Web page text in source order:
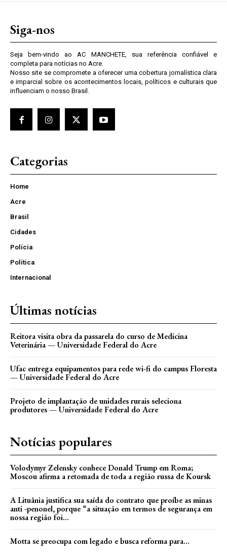
Siga-nos
Seja bem-vindo ao AC MANCHETE, sua referência confiável e
completa para notícias no Acre.
Nosso site se compromete a oferecer uma cobertura jornalística clara
e imparcial sobre os acontecimentos locais, políticos e culturais que
influenciam o nosso Brasil.
Categorias
Home
Acre
Brasil
Cidades
Polícia
Política
Internacional
Últimas notícias
Reitora visita obra da passarela do curso de Medicina
Veterinária — Universidade Federal do Acre
Ufac entrega equipamentos para rede wi-fi do campus Floresta
— Universidade Federal do Acre
Projeto de implantação de unidades rurais seleciona
produtores — Universidade Federal do Acre
Notícias populares
Volodymyr Zelensky conhece Donald Trump em Roma;
Moscou afirma a retomada de toda a região russa de Koursk
A Lituânia justifica sua saída do contrato que proíbe as minas
anti -penonel, porque “a situação em termos de segurança em
nossa região foi...
Motta se preocupa com legado e busca reforma para…